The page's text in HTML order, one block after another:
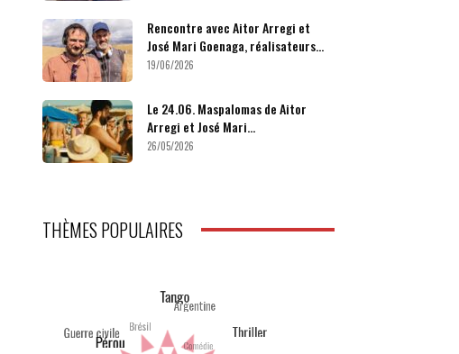
Rencontre avec Aitor Arregi et
José Mari Goenaga, réalisateurs...
19/06/2026
Le 24.06. Maspalomas de Aitor
Arregi et José Mari...
26/05/2026
THÈMES POPULAIRES